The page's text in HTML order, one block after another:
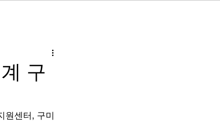
구
원센터, 구미